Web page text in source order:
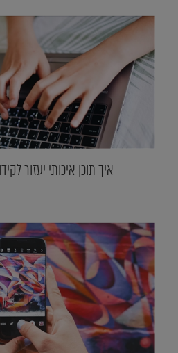
איך תוכן איכותי יעזור